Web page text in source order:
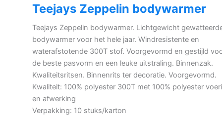
Teejays Zeppelin bodywarmer
Teejays Zeppelin bodywarmer. Lichtgewicht
bodywarmer voor het hele jaar. Windresistente en
waterafstotende 300T stof. Voorgevormd en gestijld
de beste pasvorm en een leuke uitstraling. Binnenzak.
Kwaliteitsritsen. Binnenrits ter decoratie. Voorgevormd.
Kwaliteit: 100% polyester 300T met 100% polyester
en afwerking
Verpakking: 10 stuks/karton